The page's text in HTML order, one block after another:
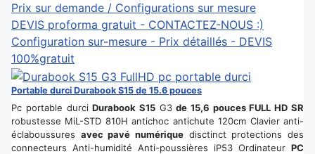
Prix sur demande / Configurations sur mesure
DEVIS proforma gratuit - CONTACTEZ-NOUS :)
Configuration sur-mesure - Prix détaillés - DEVIS
100%gratuit
Portable durci Durabook S15 de 15.6 pouces
Pc portable durciDurabook S15 G3 de 15,6 pouces FULL HD SR
robustesse MiL-STD 810H antichoc antichute 120cm Clavier anti-
éclaboussures avec pavé numérique disctinct protections des
connecteurs Anti-humidité Anti-poussières iP53 Ordinateur PC